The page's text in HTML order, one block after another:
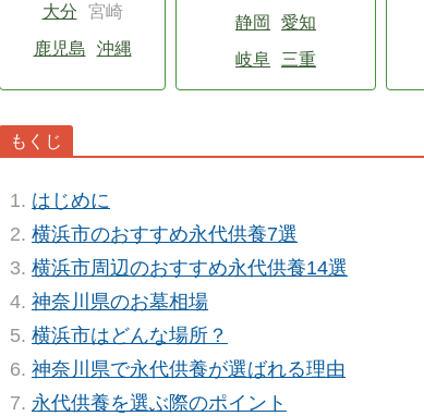
静岡
愛知
岐阜
三重
大分
宮崎
鹿児島
沖縄
はじめに
横浜市のおすすめ永代供養7選
横浜市周辺のおすすめ永代供養14選
神奈川県のお墓相場
横浜市はどんな場所？
神奈川県で永代供養が選ばれる理由
永代供養を選ぶ際のポイント